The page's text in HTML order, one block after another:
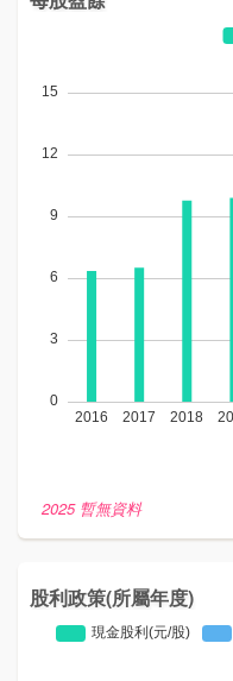
2025 暫無資料
股利政策(所屬年度)